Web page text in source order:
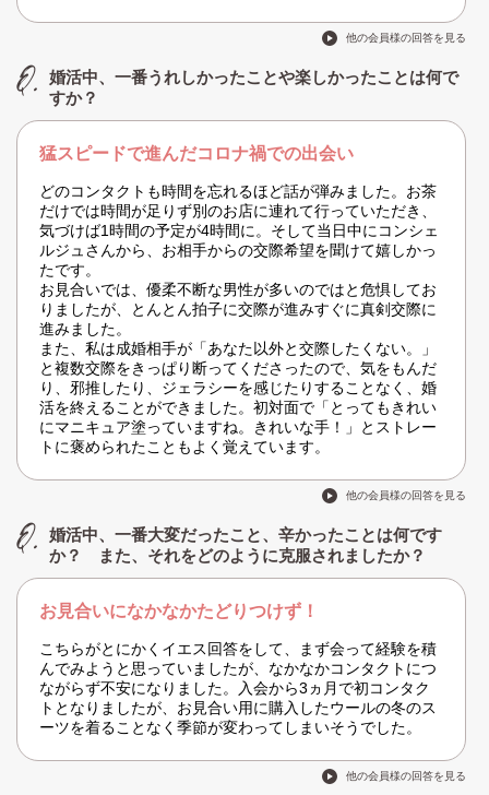
他の会員様の回答を見る
婚活中、一番うれしかったことや楽しかったことは何で
すか？
猛スピードで進んだコロナ禍での出会い
どのコンタクトも時間を忘れるほど話が弾みました。お茶
だけでは時間が足りず別のお店に連れて行っていただき、
気づけば1時間の予定が4時間に。そして当日中にコンシェ
ルジュさんから、お相手からの交際希望を聞けて嬉しかっ
たです。
お見合いでは、優柔不断な男性が多いのではと危惧してお
りましたが、とんとん拍子に交際が進みすぐに真剣交際に
進みました。
また、私は成婚相手が「あなた以外と交際したくない。」
と複数交際をきっぱり断ってくださったので、気をもんだ
り、邪推したり、ジェラシーを感じたりすることなく、婚
活を終えることができました。初対面で「とってもきれい
にマニキュア塗っていますね。きれいな手！」とストレー
トに褒められたこともよく覚えています。
他の会員様の回答を見る
婚活中、一番大変だったこと、辛かったことは何です
か？ また、それをどのように克服されましたか？
お見合いになかなかたどりつけず！
こちらがとにかくイエス回答をして、まず会って経験を積
んでみようと思っていましたが、なかなかコンタクトにつ
ながらず不安になりました。入会から3ヵ月で初コンタク
トとなりましたが、お見合い用に購入したウールの冬のス
ーツを着ることなく季節が変わってしまいそうでした。
他の会員様の回答を見る